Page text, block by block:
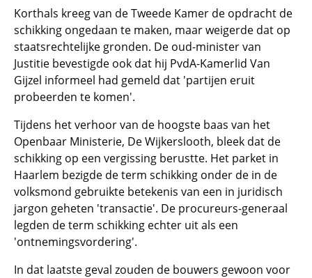
Korthals kreeg van de Tweede Kamer de opdracht de
schikking ongedaan te maken, maar weigerde dat op
staatsrechtelijke gronden. De oud-minister van
Justitie bevestigde ook dat hij PvdA-Kamerlid Van
Gijzel informeel had gemeld dat 'partijen eruit
probeerden te komen'.
Tijdens het verhoor van de hoogste baas van het
Openbaar Ministerie, De Wijkerslooth, bleek dat de
schikking op een vergissing berustte. Het parket in
Haarlem bezigde de term schikking onder de in de
volksmond gebruikte betekenis van een in juridisch
jargon geheten 'transactie'. De procureurs-generaal
legden de term schikking echter uit als een
'ontnemingsvordering'.
In dat laatste geval zouden de bouwers gewoon voor